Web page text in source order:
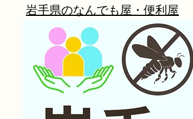
​岩手県のなんでも屋・便利屋